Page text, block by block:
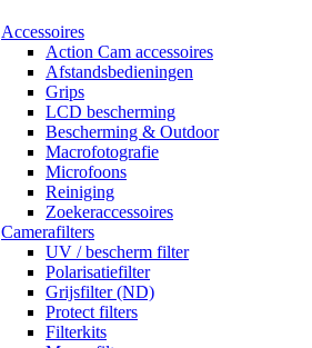
Accessoires
Action Cam accessoires
Afstandsbedieningen
Grips
LCD bescherming
Bescherming & Outdoor
Macrofotografie
Microfoons
Reiniging
Zoekeraccessoires
Camerafilters
UV / bescherm filter
Polarisatiefilter
Grijsfilter (ND)
Protect filters
Filterkits